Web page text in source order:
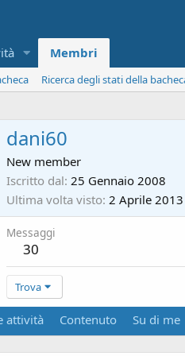
Membri
Ricerca degli stati della
dani60
New member
Iscritto dal 25 Gennaio 2008
Ultima volta visto 2 Aprile 2013
Messaggi
30
Trova
attività Contenuto Su di me